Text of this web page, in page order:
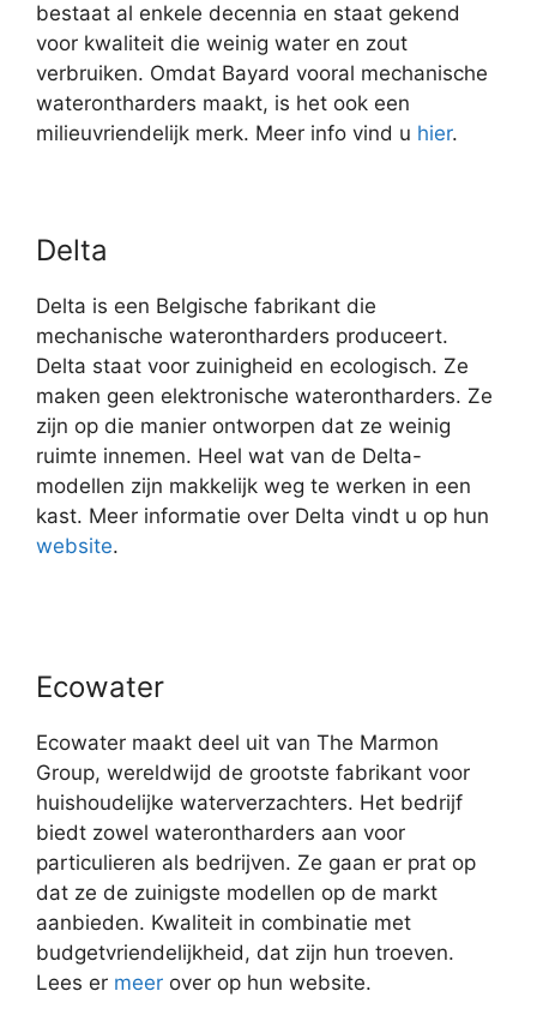
bestaat al enkele decennia en staat gekend
voor kwaliteit die weinig water en zout
verbruiken. Omdat Bayard vooral mechanische
waterontharders maakt, is het ook een
milieuvriendelijk merk. Meer info vind u hier.
Delta
Delta is een Belgische fabrikant die
mechanische waterontharders produceert.
Delta staat voor zuinigheid en ecologisch. Ze
maken geen elektronische waterontharders. Ze
zijn op die manier ontworpen dat ze weinig
ruimte innemen. Heel wat van de Delta-
modellen zijn makkelijk weg te werken in een
kast. Meer informatie over Delta vindt u op hun
website.
Ecowater
Ecowater maakt deel uit van The Marmon
Group, wereldwijd de grootste fabrikant voor
huishoudelijke waterverzachters. Het bedrijf
biedt zowel waterontharders aan voor
particulieren als bedrijven. Ze gaan er prat op
dat ze de zuinigste modellen op de markt
aanbieden. Kwaliteit in combinatie met
budgetvriendelijkheid, dat zijn hun troeven.
Lees er meer over op hun website.